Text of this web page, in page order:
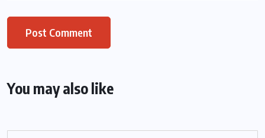
You may also like